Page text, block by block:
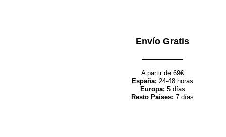
Envío Gratis
A partir de 69€
España: 24-48 horas
Europa: 5 días
Resto Países: 7 días